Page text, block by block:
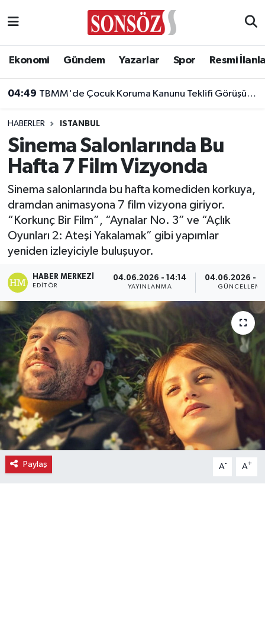
Ekonomi Gündem Yazarlar Spor Resmi
04:49 TBMM'de Çocuk Koruma Kanunu Teklifi Görüşüldü: Genel Kurul Tamamlandı!
HABERLER ISTANBUL
Sinema Salonlarında Bu
Hafta 7 Film Vizyonda
Sinema salonlarında bu hafta komediden korkuya,
dramdan animasyona 7 film vizyona giriyor.
“Korkunç Bir Film”, “Aynalar No. 3” ve “Açlık
Oyunları 2: Ateşi Yakalamak” gibi yapımlar
yeniden izleyiciyle buluşuyor.
HABER MERKEZI
EDITÖR
04.06.2026 - 14:14
YAYINLANMA
04.06.2026 -
GÜNCELLEME
Paylaş A- A+
Asayiş
Çevre
Diğer
Dünya
Eğitim
Ekonomi
Eleman
Emlak
Gündem
Gurme
Haber
İlçe Haberleri
Ankara Nöbetçi Eczaneler
Ankara Trafik Yoğunluk Haritası
Süper Lig Puan Durumu ve Fikstür
Tüm Manşetler
Son Dakika Haberleri
Haber Arşivi